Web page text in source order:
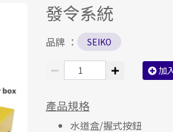
發令系統
品牌 ： SEIKO
加
產品規格
水道盒/握式按鈕